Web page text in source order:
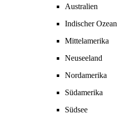
Australien
Indischer Ozean
Mittelamerika
Neuseeland
Nordamerika
Südamerika
Südsee